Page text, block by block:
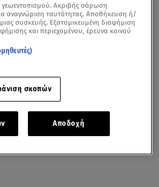
Ακριβής σάρωση
αναγνώριση ταυτότητας. Αποθήκευση ή/
συσκευής. Εξατομικευμένη διαφήμιση
και περιεχομένου, έρευνα κοινού
σκοπών
Αποδοχή